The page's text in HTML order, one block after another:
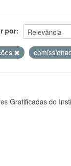
por
Gratificadas do